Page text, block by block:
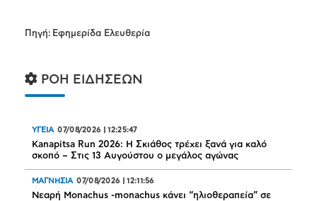
Πηγή: Εφημερίδα Ελευθερία
ΡΟΗ ΕΙΔΗΣΕΩΝ
ΥΓΕΙΑ 07/08/2026 12:25:47
Kanapitsa Run 2026: Η Σκιάθος τρέχει ξανά για καλό
σκοπό – Στις 13 Αυγούστου ο μεγάλος αγώνας
ΜΑΓΝΗΣΙΑ 07/08/2026 12:11:56
Νεαρή Monachus -monachus κάνει “ηλιοθεραπεία” σε